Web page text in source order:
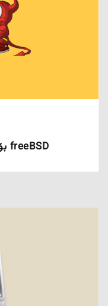
freeBSD بۆ بەکارهێنەرانی لینوکس